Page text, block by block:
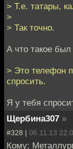
> Т.е. татары,
>
> Так точно.
А что такое был
> Это телефон
спросить.
Я у тебя
Щербина307 »
#328 | 06.11.13
Кому: